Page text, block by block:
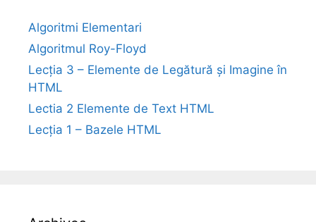
Algoritmi Elementari
Algoritmul Roy-Floyd
Lecția 3 – Elemente de Legătură și Imagine în
HTML
Lectia 2 Elemente de Text HTML
Lecția 1 – Bazele HTML